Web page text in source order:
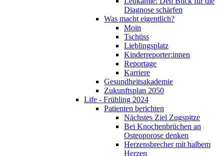
Diagnose schärfen
Was macht eigentlich?
Moin
Tschüss
Lieblingsplatz
Kinderreporter:innen
Reportage
Karriere
Gesundheitsakademie
Zukunftsplan 2050
Life - Frühling 2024
Patienten berichten
Nächstes Ziel Zugspitze
Bei Knochenbrüchen an
Osteoporose denken
Herzensbrecher mit halbem
Herzen